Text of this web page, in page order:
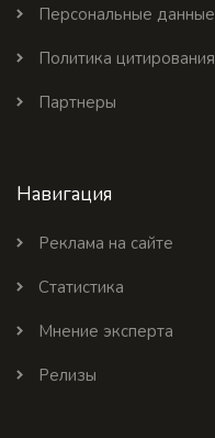
Персональные данные
Политика цитирования
Партнеры
Навигация
Реклама на сайте
Статистика
Мнение эксперта
Релизы